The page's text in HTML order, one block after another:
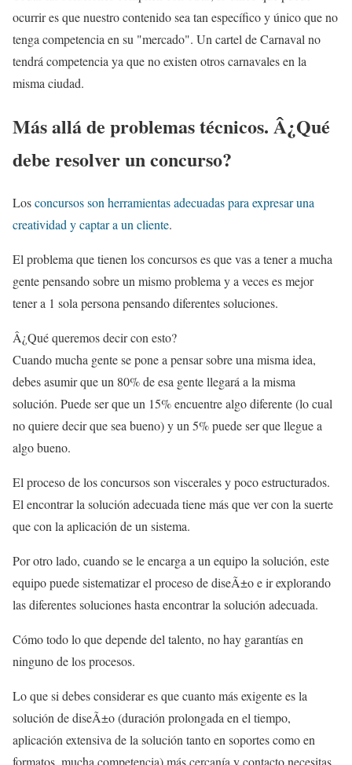
ocurrir es que nuestro contenido sea tan específico y único que no
tenga competencia en su "mercado". Un cartel de Carnaval no
tendrá competencia ya que no existen otros carnavales en la
misma ciudad.
Más allá de problemas técnicos. Â¿Qué
debe resolver un concurso?
Losconcursos son herramientas adecuadas para expresar una
creatividad y captar a un cliente.
El problema que tienen los concursos es que vas a tener a mucha
gente pensando sobre un mismo problema y a veces es mejor
tener a 1 sola persona pensando diferentes soluciones.
Â¿Qué queremos decir con esto?
Cuando mucha gente se pone a pensar sobre una misma idea,
debes asumir que un 80% de esa gente llegará a la misma
solución. Puede ser que un 15% encuentre algo diferente (lo cual
no quiere decir que sea bueno) y un 5% puede ser que llegue a
algo bueno.
El proceso de los concursos son viscerales y poco estructurados.
El encontrar la solución adecuada tiene más que ver con la suerte
que con la aplicación de un sistema.
Por otro lado, cuando se le encarga a un equipo la solución, este
equipo puede sistematizar el proceso de diseÃ±o e ir explorando
las diferentes soluciones hasta encontrar la solución adecuada.
Cómo todo lo que depende del talento, no hay garantías en
ninguno de los procesos.
Lo que si debes considerar es que cuanto más exigente es la
solución de diseÃ±o (duración prolongada en el tiempo,
aplicación extensiva de la solución tanto en soportes como en
formatos, mucha competencia) más cercanía y contacto necesitas